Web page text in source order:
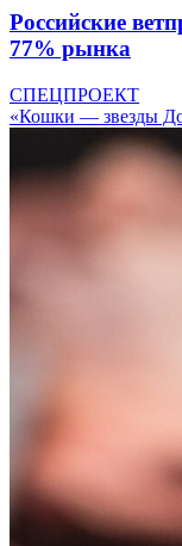
Российские
77% рынка
СПЕЦПРОЕКТ
«Кошки — звезды